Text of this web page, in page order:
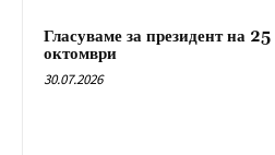
Гласуваме за президент на 25
октомври
30.07.2026